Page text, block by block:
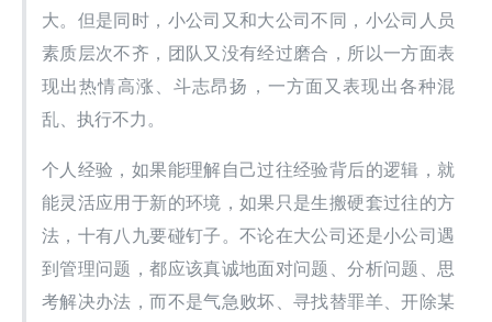
大。但是同时，小公司又和大公司不同，小公司人员
素质层次不齐，团队又没有经过磨合，所以一方面表
现出热情高涨、斗志昂扬，一方面又表现出各种混
乱、执行不力。
个人经验，如果能理解自己过往经验背后的逻辑，就
能灵活应用于新的环境，如果只是生搬硬套过往的方
法，十有八九要碰钉子。不论在大公司还是小公司遇
到管理问题，都应该真诚地面对问题、分析问题、思
考解决办法，而不是气急败坏、寻找替罪羊、开除某